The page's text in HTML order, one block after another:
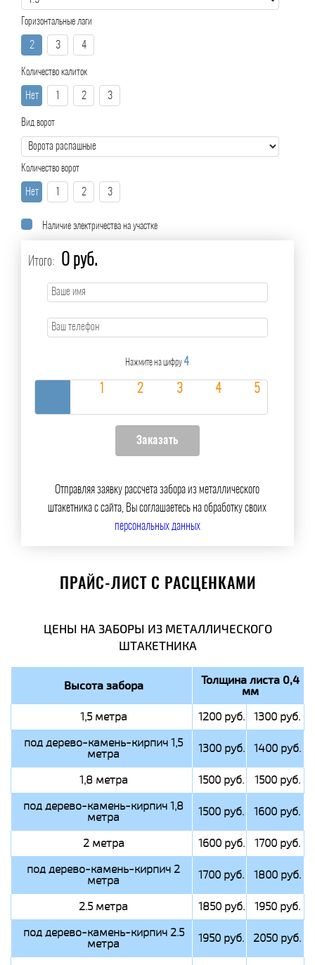
Горизонтальные лаги
2 3 4
Количество калиток
Нет 1 2 3
Вид ворот
Количество ворот
Нет 1 2 3
Наличие электричества на участке
Итого: 0 руб.
Нажмите на цифру 4
Отправляя заявку рассчета забора из металлического
штакетника с сайта, Вы соглашаетесь на обработку своих
персональных данных
ПРАЙС-ЛИСТ С РАСЦЕНКАМИ
ЦЕНЫ НА ЗАБОРЫ ИЗ МЕТАЛЛИЧЕСКОГО
ШТАКЕТНИКА
Высота забора Толщина листа 0,4
мм
1,5 метра 1200 руб.
1300 руб.
под дерево-камень-кирпич 1,5
метра 1300 руб. 1400 руб.
1,8 метра 1500 руб.
1500 руб.
под дерево-камень-кирпич 1,8
метра 1500 руб. 1600 руб.
2 метра 1600 руб.
1700 руб.
под дерево-камень-кирпич 2
метра 1700 руб. 1800 руб.
2.5 метра 1850 руб.
1950 руб.
под дерево-камень-кирпич 2.5
метра 1950 руб. 2050 руб.